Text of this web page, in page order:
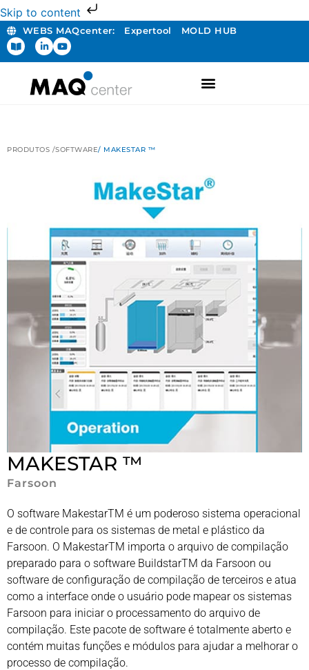
Skip to content
WEBS MAQcenter: Expertool MOLD HUB
PRODUTOS /SOFTWARE/ MAKESTAR ™
MAKESTAR ™
Farsoon
O software MakestarTM é um poderoso sistema operacional
e de controle para os sistemas de metal e plástico da
Farsoon. O MakestarTM importa o arquivo de compilação
preparado para o software BuildstarTM da Farsoon ou
software de configuração de compilação de terceiros e atua
como a interface onde o usuário pode mapear os sistemas
Farsoon para iniciar o processamento do arquivo de
compilação. Este pacote de software é totalmente aberto e
contém muitas funções e módulos para ajudar a melhorar o
processo de compilação.